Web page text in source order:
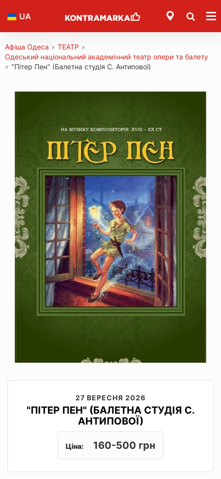
UA
Афіша Одеса » ТЕАТР »
Одеський національний академічний театр опери та балету
» "Пітер Пен" (Балетна студія С. Антипової)
27 ВЕРЕСНЯ 2026
"ПІТЕР ПЕН" (БАЛЕТНА СТУДІЯ С.
АНТИПОВОЇ)
Ціна: 160-500 грн